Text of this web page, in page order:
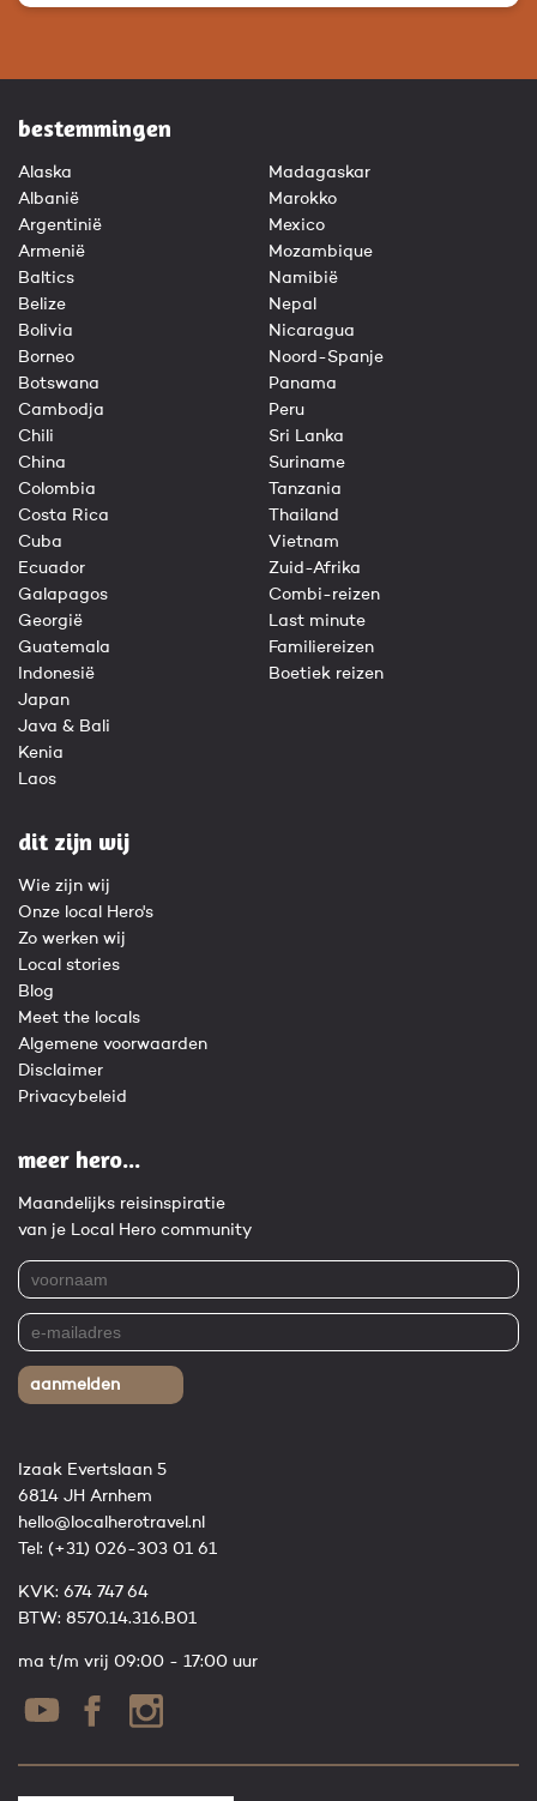
bestemmingen
Alaska
Albanië
Argentinië
Armenië
Baltics
Belize
Bolivia
Borneo
Botswana
Cambodja
Chili
China
Colombia
Costa Rica
Cuba
Ecuador
Galapagos
Georgië
Guatemala
Indonesië
Japan
Java & Bali
Kenia
Laos
Madagaskar
Marokko
Mexico
Mozambique
Namibië
Nepal
Nicaragua
Noord-Spanje
Panama
Peru
Sri Lanka
Suriname
Tanzania
Thailand
Vietnam
Zuid-Afrika
Combi-reizen
Last minute
Familiereizen
Boetiek reizen
dit zijn wij
Wie zijn wij
Onze local Hero's
Zo werken wij
Local stories
Blog
Meet the locals
Algemene voorwaarden
Disclaimer
Privacybeleid
meer hero...
Maandelijks reisinspiratie
van je Local Hero community
aanmelden
Izaak Evertslaan 5
6814 JH Arnhem
hello@localherotravel.nl
Tel: (+31) 026-303 01 61
KVK: 674 747 64
BTW: 8570.14.316.B01
ma t/m vrij 09:00 - 17:00 uur